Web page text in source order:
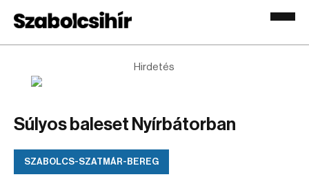
Hirdetés
Súlyos baleset Nyírbátorban
SZABOLCS-SZATMÁR-BEREG